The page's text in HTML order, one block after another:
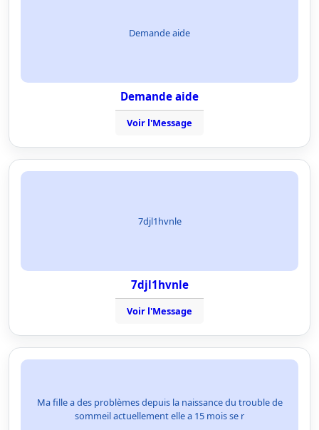
Demande aide
Demande aide
Voir l'Message
7djl1hvnle
7djl1hvnle
Voir l'Message
Ma fille a des problèmes depuis la naissance du trouble de
sommeil actuellement elle a 15 mois se r